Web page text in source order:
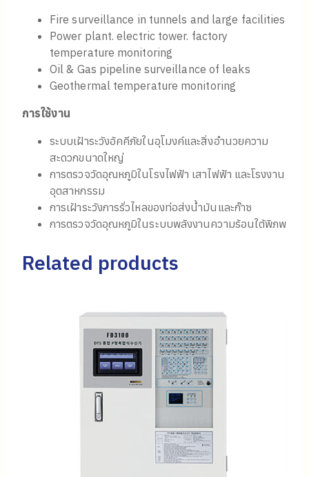
Fire surveillance in tunnels and large facilities
Power plant. electric tower. factory
temperature monitoring
Oil & Gas pipeline surveillance of leaks
Geothermal temperature monitoring
การใช้งาน
ระบบเฝ้าระวังอัคคีภัยในอุโมงค์และสิ่งอำนวยความ
สะดวกขนาดใหญ่
การตรวจวัดอุณหภูมิในโรงไฟฟ้า เสาไฟฟ้า และโรงงาน
อุตสาหกรรม
การเฝ้าระวังการรั่วไหลของท่อส่งน้ำมันและก๊าซ
การตรวจวัดอุณหภูมิในระบบพลังงานความร้อนใต้พิภพ
Related products